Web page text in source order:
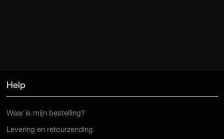
Help
Waar is mijn bestelling?
Levering en retourzending